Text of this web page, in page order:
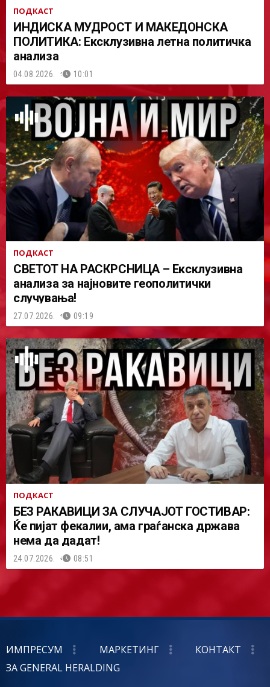
ПОДКАСТ
ИНДИСКА МУДРОСТ И МАКЕДОНСКА
ПОЛИТИКА: Ексклузивна летна политичка
анализа
04.08.2026. 10:01
ПОДКАСТ
СВЕТОТ НА РАСКРСНИЦА – Ексклузивна
анализа за најновите геополитички
случувања!
27.07.2026. 09:19
ПОДКАСТ
БЕЗ РАКАВИЦИ ЗА СЛУЧАЈОТ ГОСТИВАР:
Ќе пијат фекалии, ама граѓанска држава
нема да дадат!
24.07.2026. 08:51
ИМПРЕСУМ МАРКЕТИНГ
КОНТАКТ
ЗА GENERAL HERALDING